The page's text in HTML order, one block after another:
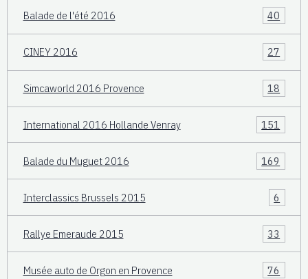
Balade de l'été 2016 40
CINEY 2016 27
Simcaworld 2016 Provence 18
International 2016 Hollande Venray 151
Balade du Muguet 2016 169
Interclassics Brussels 2015 6
Rallye Emeraude 2015 33
Musée auto de Orgon en Provence 76